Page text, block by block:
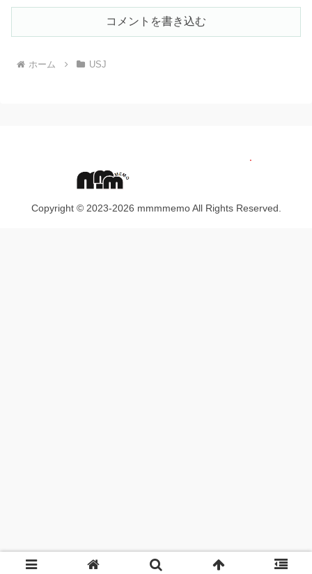
コメントを書き込む
ホーム USJ
Copyright © 2023-2026 mmmmemo All Rights Reserved.